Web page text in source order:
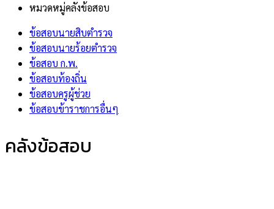
หมวดหมู่คลังข้อสอบ
ข้อสอบนายสิบตำรวจ
ข้อสอบนายร้อยตำรวจ
ข้อสอบ ก.พ.
ข้อสอบท้องถิ่น
ข้อสอบครูผู้ช่วย
ข้อสอบข้าราชการอื่นๆ
คลังข้อสอบ